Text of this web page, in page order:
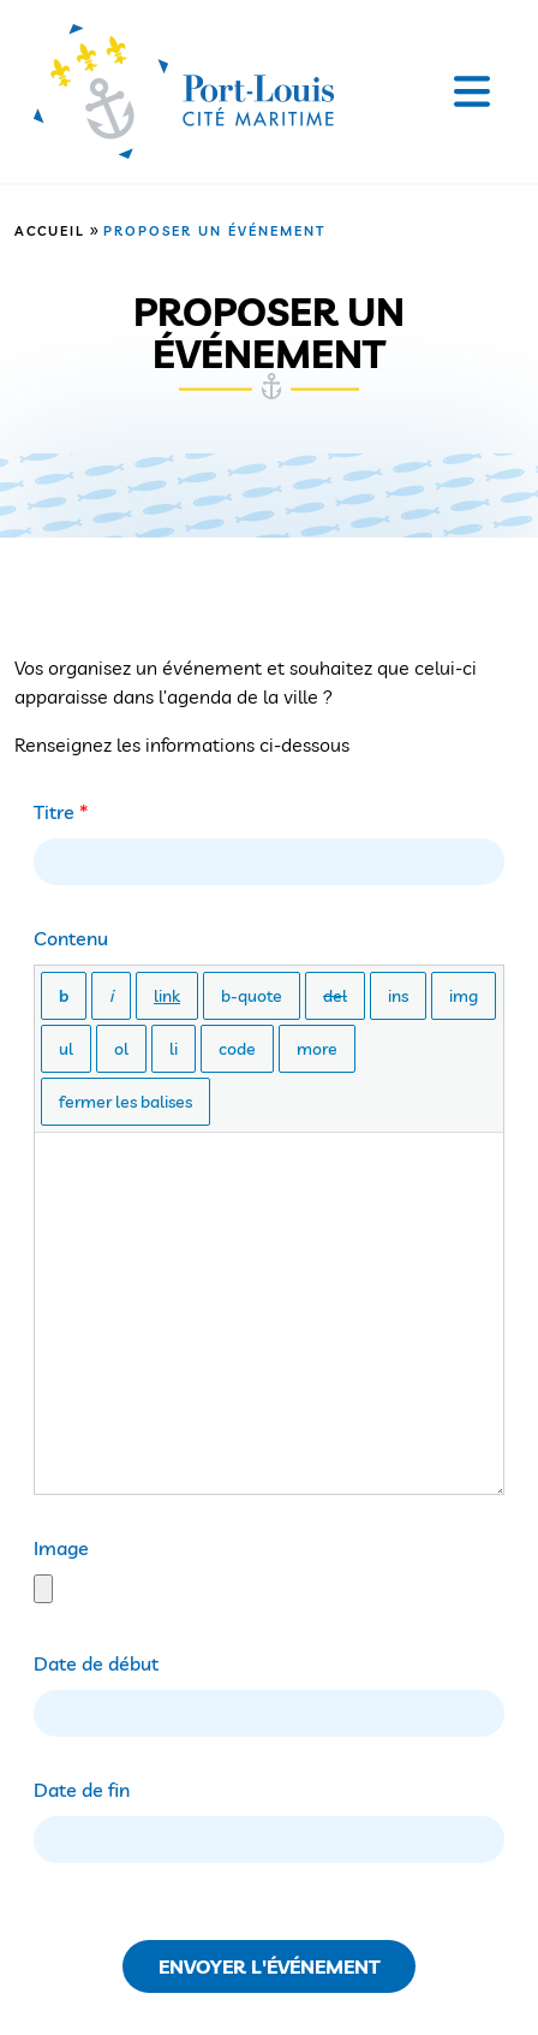
ACCUEIL » PROPOSER UN ÉVÉNEMENT
PROPOSER UN
ÉVÉNEMENT
Vos organisez un événement et souhaitez que celui-ci
apparaisse dans l’agenda de la ville ?
Renseignez les informations ci-dessous
Titre *
Contenu
Image
Date de début
Date de fin